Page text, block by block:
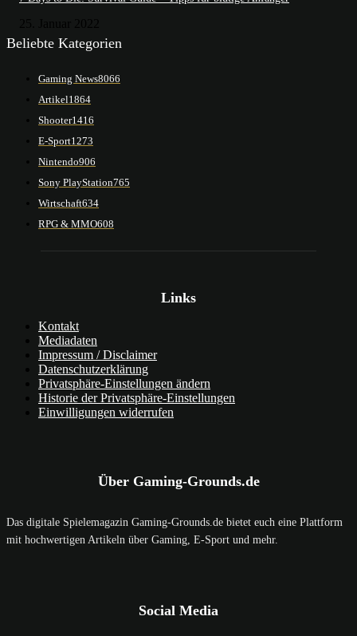
Beliebte Kategorien
Gaming News8066
Artikel1864
Shooter1416
E-Sport1273
Nintendo906
Sony PlayStation765
Wirtschaft634
RPG & MMO608
Links
Kontakt
Mediadaten
Impressum / Disclaimer
Datenschutzerklärung
Privatsphäre-Einstellungen ändern
Historie der Privatsphäre-Einstellungen
Einwilligungen widerrufen
Über Gaming-Grounds.de
Das digitale Spielemagazin Gaming-Grounds.de bietet euch eine Plattform
mit hochwertigen Artikeln über Gaming, E-Sport und mehr.
Social Media